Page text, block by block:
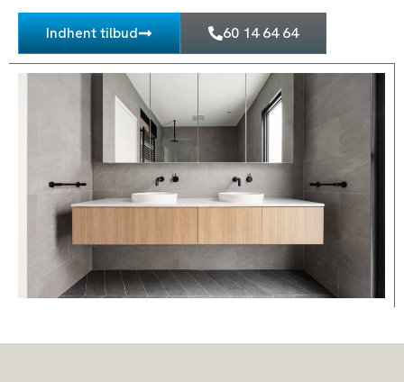
Indhent tilbud 60 14 64 64